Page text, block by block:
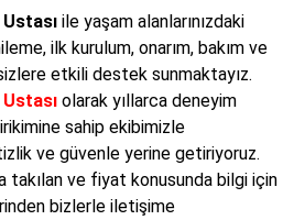
ile yaşam alanlarınızdaki
ilk kurulum, onarım, bakım ve
etkili destek sunmaktayız.
olarak yıllarca deneyim
sahip ekibimizle
ve güvenle yerine getiriyoruz.
takılan ve fiyat konusunda bilgi için
bizlerle iletişime